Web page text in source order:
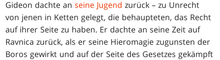
Gideon dachte anseine Jugend zurück – zu Unrecht
von jenen in Ketten gelegt, die behaupteten, das Recht
auf ihrer Seite zu haben. Er dachte an seine Zeit auf
Ravnica zurück, als er seine Hieromagie zugunsten der
Boros gewirkt und auf der Seite des Gesetzes gekämpft